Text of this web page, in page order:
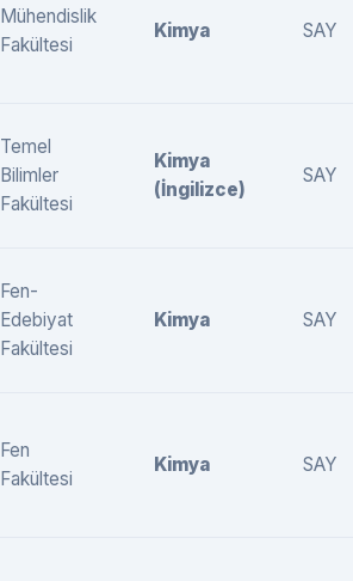
Mühendislik
Fakültesi
Kimya SAY
Temel
Bilimler
Fakültesi
Kimya
(İngilizce)
SAY
Fen-
Edebiyat
Fakültesi
Kimya SAY
Fen
Fakültesi
Kimya SAY